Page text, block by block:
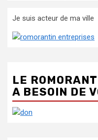
Je suis acteur de ma ville
LE
A BESOIN DE